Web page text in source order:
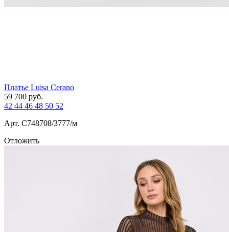
Платье Luisa Cerano
59 700 руб.
42 44 46 48 50 52
Арт. С748708/3777/м
Отложить